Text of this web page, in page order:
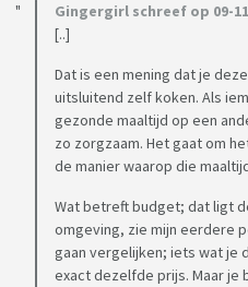
Gingergirl schreef op 09-
[..]
Dat is een mening dat je
uitsluitend zelf koken. Als
gezonde maaltijd op een
zo zorgzaam. Het gaat om
de manier waarop die
Wat betreft budget; dat ligt
omgeving, zie mijn eerdere
gaan vergelijken; iets wat je
exact dezelfde prijs. Maar je